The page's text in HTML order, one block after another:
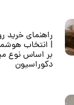
راهنمای خرید
| انتخاب
بر اساس نوع
دکوراسیون